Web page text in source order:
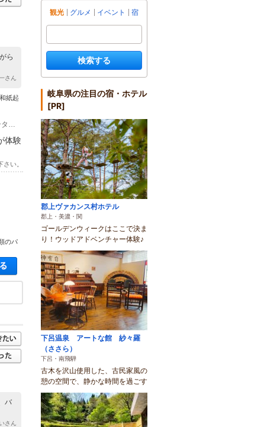
ら
さん
紙起
(1)鉄道：長良川鉄道 美濃梅山駅から徒歩10分 車：東海北陸自動車道 美濃インターより約8分
体験
い。
のパ
空き状況・料金を見る
バ
さん
観光 グルメ イベント 宿
検索する
岐阜県の注目の宿・ホテル
[PR]
郡上ヴァカンス村ホテル
郡上・美濃・関
ゴールデンウィークはここで決ま
り！ウッドアドベンチャー体験♪
下呂温泉 アートな館 紗々羅
（ささら）
下呂・南飛騨
古木を沢山使用した、古民家風の
憩の空間で、静かな時間を過ごす